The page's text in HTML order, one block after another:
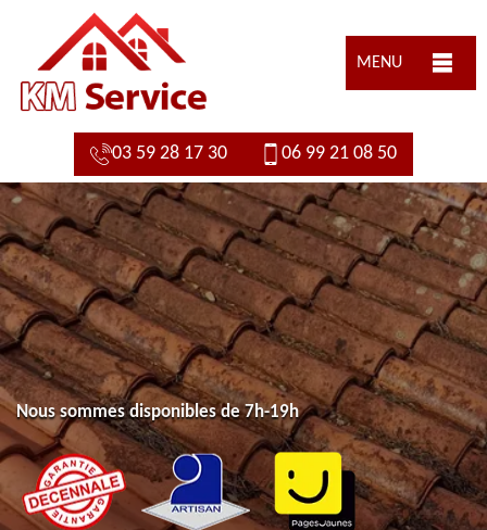
MENU
03 59 28 17 30 06 99 21 08 50
Nous sommes disponibles de 7h-19h